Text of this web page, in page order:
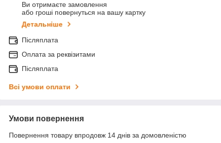
Ви отримаєте замовлення
або гроші повернуться на вашу картку
Детальніше
Післяплата
Оплата за реквізитами
Післяплата
Всі умови оплати
Умови повернення
Повернення товару впродовж 14 днів за домовленістю